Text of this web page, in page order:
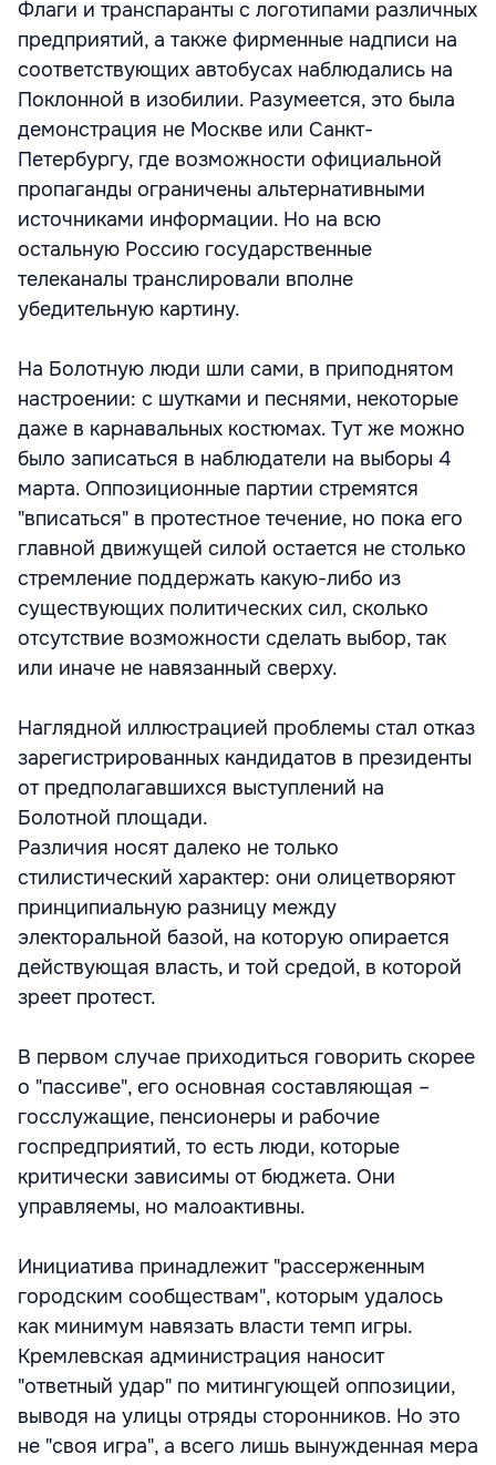
Флаги и транспаранты с логотипами различных
предприятий, а также фирменные надписи на
соответствующих автобусах наблюдались на
Поклонной в изобилии. Разумеется, это была
демонстрация не Москве или Санкт-
Петербургу, где возможности официальной
пропаганды ограничены альтернативными
источниками информации. Но на всю
остальную Россию государственные
телеканалы транслировали вполне
убедительную картину.
На Болотную люди шли сами, в приподнятом
настроении: с шутками и песнями, некоторые
даже в карнавальных костюмах. Тут же можно
было записаться в наблюдатели на выборы 4
марта. Оппозиционные партии стремятся
"вписаться" в протестное течение, но пока его
главной движущей силой остается не столько
стремление поддержать какую-либо из
существующих политических сил, сколько
отсутствие возможности сделать выбор, так
или иначе не навязанный сверху.
Наглядной иллюстрацией проблемы стал отказ
зарегистрированных кандидатов в президенты
от предполагавшихся выступлений на
Болотной площади.
Различия носят далеко не только
стилистический характер: они олицетворяют
принципиальную разницу между
электоральной базой, на которую опирается
действующая власть, и той средой, в которой
зреет протест.
В первом случае приходиться говорить скорее
о "пассиве", его основная составляющая –
госслужащие, пенсионеры и рабочие
госпредприятий, то есть люди, которые
критически зависимы от бюджета. Они
управляемы, но малоактивны.
Инициатива принадлежит "рассерженным
городским сообществам", которым удалось
как минимум навязать власти темп игры.
Кремлевская администрация наносит
"ответный удар" по митингующей оппозиции,
выводя на улицы отряды сторонников. Но это
не "своя игра", а всего лишь вынужденная мера